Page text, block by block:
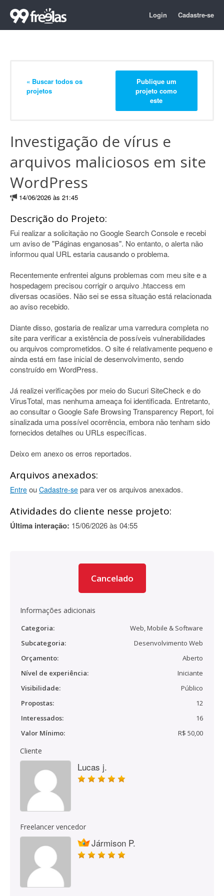
Login Cadastre-se
« Buscar todos os
projetos
Publique um
projeto como
este
Investigação de vírus e
arquivos maliciosos em site
WordPress
14/06/2026 às 21:45
Descrição do Projeto:
Fui realizar a solicitação no Google Search Console e recebi
um aviso de "Páginas enganosas". No entanto, o alerta não
informou qual URL estaria causando o problema.
Recentemente enfrentei alguns problemas com meu site e a
hospedagem precisou corrigir o arquivo .htaccess em
diversas ocasiões. Não sei se essa situação está relacionada
ao aviso recebido.
Diante disso, gostaria de realizar uma varredura completa no
site para verificar a existência de possíveis vulnerabilidades
ou arquivos comprometidos. O site é relativamente pequeno e
ainda está em fase inicial de desenvolvimento, sendo
construído em WordPress.
Já realizei verificações por meio do Sucuri SiteCheck e do
VirusTotal, mas nenhuma ameaça foi identificada. Entretanto,
ao consultar o Google Safe Browsing Transparency Report, foi
sinalizada uma possível ocorrência, embora não tenham sido
fornecidos detalhes ou URLs específicas.
Deixo em anexo os erros reportados.
Arquivos anexados:
Entre ou Cadastre-se para ver os arquivos anexados.
Atividades do cliente nesse projeto:
Última interação: 15/06/2026 às 04:55
Cancelado
Informações adicionais
Categoria:
Web, Mobile & Software
Subcategoria:
Desenvolvimento Web
Orçamento:
Aberto
Nível de experiência:
Iniciante
Visibilidade:
Público
Propostas:
12
Interessados:
16
Valor Mínimo:
R$ 50,00
Cliente
Lucas j.
Freelancer vencedor
Jármison P.